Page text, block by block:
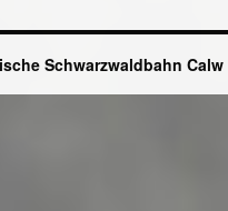
Schwarzwaldbahn Calw